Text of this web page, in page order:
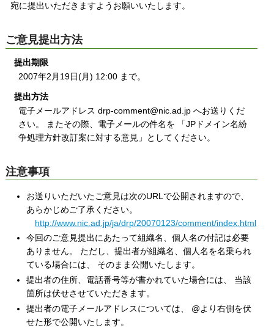
宛に提出いただきますようお願いいたします。
ご意見提出方法
提出期限
2007年2月19日(月) 12:00 まで。
提出方法
電子メールアドレス drp-comment@nic.ad.jp へお送りくだ
さい。 またその際、電子メールの件名を 「JPドメイン名紛
争処理方針改訂案に対する意見」としてください。
注意事項
お送りいただいたご意見は次のURLで公開されますので、
あらかじめご了承ください。
http://www.nic.ad.jp/ja/drp/20070123/comment/index.html
今回のご意見提出にあたって組織名、個人名の付記は必要
ありません。 ただし、提出者が組織名、個人名を名乗られ
ている場合には、 そのまま公開いたします。
提出者の住所、電話番号等が書かれていた場合には、 当該
箇所は伏せさせていただきます。
提出者の電子メールアドレスについては、 @より右側を伏
せた形で公開いたします。